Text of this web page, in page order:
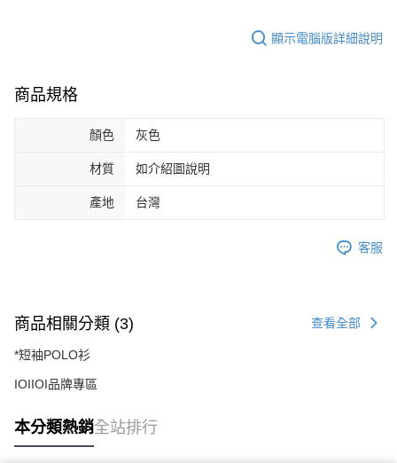
顯示電腦版詳細說明
商品規格
顏色 灰色
材質 如介紹圖說明
產地 台灣
客服
商品相關分類 (3) 查看全部
*短袖POLO衫
IOIIOI品牌專區
本分類熱銷全站排行